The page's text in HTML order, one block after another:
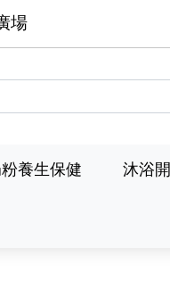
場
養生保健 沐浴